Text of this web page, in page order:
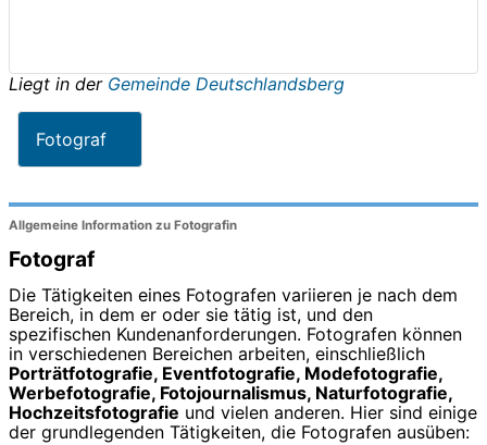
Liegt in der Gemeinde Deutschlandsberg
Fotograf
Allgemeine Information zu Fotografin
Fotograf
Die Tätigkeiten eines Fotografen variieren je nach dem
Bereich, in dem er oder sie tätig ist, und den
spezifischen Kundenanforderungen. Fotografen können
in verschiedenen Bereichen arbeiten, einschließlich
Porträtfotografie, Eventfotografie, Modefotografie,
Werbefotografie, Fotojournalismus, Naturfotografie,
Hochzeitsfotografie und vielen anderen. Hier sind einige
der grundlegenden Tätigkeiten, die Fotografen ausüben: